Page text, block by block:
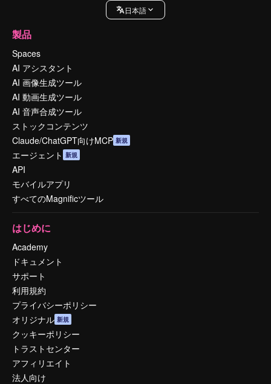
日本語
製品
Spaces
AI アシスタント
AI 画像生成ツール
AI 動画生成ツール
AI 音声合成ツール
ストックコンテンツ
Claude/ChatGPT向けMCP 新規
エージェント 新規
API
モバイルアプリ
すべてのMagnificツール
はじめに
Academy
ドキュメント
サポート
利用規約
プライバシーポリシー
オリジナル 新規
クッキーポリシー
トラストセンター
アフィリエイト
法人向け